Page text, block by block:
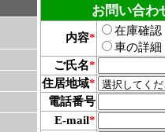
お問い合わ
内容*
在庫確認
車の詳細
ご氏名*
住居地域*
電話番号
E-mail*